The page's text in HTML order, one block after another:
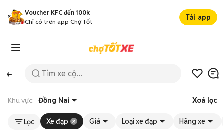
Voucher KFC đến 100k
Chỉ có trên app Chợ Tốt
Tải app
Khu vực: Đồng Nai Xoá lọc
Lọc Xe đạp Giá Loại xe đạp Hãng xe